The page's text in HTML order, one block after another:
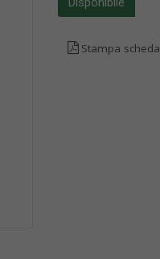
Stampa scheda